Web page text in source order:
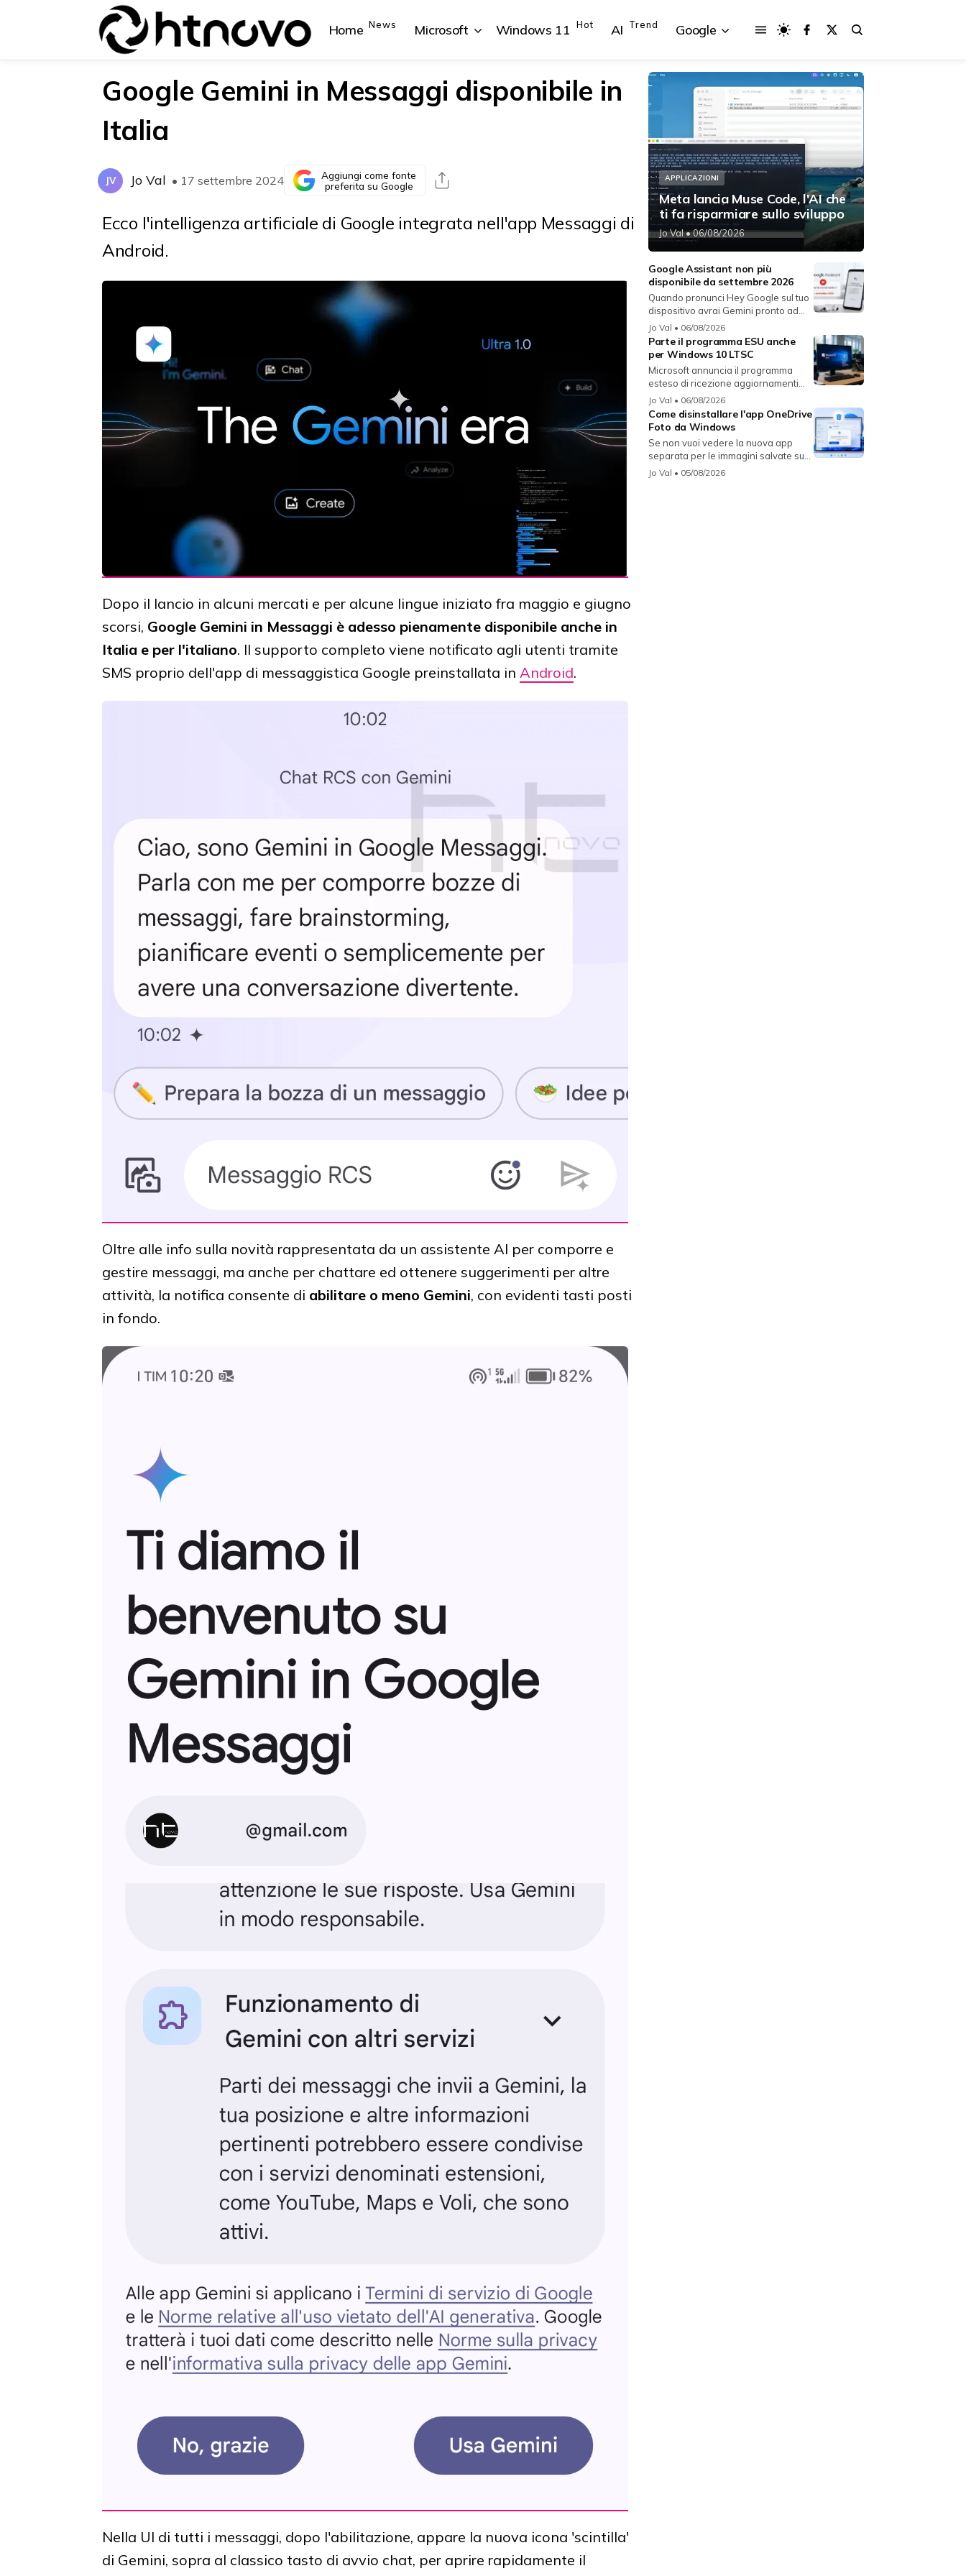
Home News Microsoft
{{POSTS[0].LABEL}} {{POSTS[3].LABEL}}
{{posts[3].title}}
Windows 11 Hot AI Trend Google
{{POSTS[0].LABEL}} {{POSTS[3].LABEL}}
{{posts[3].title}}
Google Gemini in Messaggi disponibile in
Italia
JV Jo Val • 17 settembre 2024
Aggiungi come fonte
preferita su Google
Ecco l'intelligenza artificiale di Google integrata nell'app Messaggi di
Android.
Dopo il lancio in alcuni mercati e per alcune lingue iniziato fra maggio e giugno
scorsi, Google Gemini in Messaggi è adesso pienamente disponibile anche in
Italia e per l'italiano. Il supporto completo viene notificato agli utenti tramite
SMS proprio dell'app di messaggistica Google preinstallata in Android.
Oltre alle info sulla novità rappresentata da un assistente AI per comporre e
gestire messaggi, ma anche per chattare ed ottenere suggerimenti per altre
attività, la notifica consente di abilitare o meno Gemini, con evidenti tasti posti
in fondo.
Nella UI di tutti i messaggi, dopo l'abilitazione, appare la nuova icona 'scintilla'
di Gemini, sopra al classico tasto di avvio chat, per aprire rapidamente il
APPLICAZIONI
Meta lancia Muse Code, l'AI che
ti fa risparmiare sullo sviluppo
Jo Val• 06/08/2026
Google Assistant non più
disponibile da settembre 2026
Quando pronunci Hey Google sul tuo
dispositivo avrai Gemini pronto ad...
Jo Val • 06/08/2026
Parte il programma ESU anche
per Windows 10 LTSC
Microsoft annuncia il programma
esteso di ricezione aggiornamenti
per...
Jo Val • 06/08/2026
Come disinstallare l'app OneDrive
Foto da Windows
Se non vuoi vedere la nuova app
separata per le immagini salvate su
On...
Jo Val • 05/08/2026